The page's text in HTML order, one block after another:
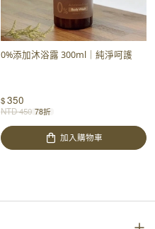
0%添加沐浴露 300ml｜純淨呵護
$350
NTD450 78折
加入購物車